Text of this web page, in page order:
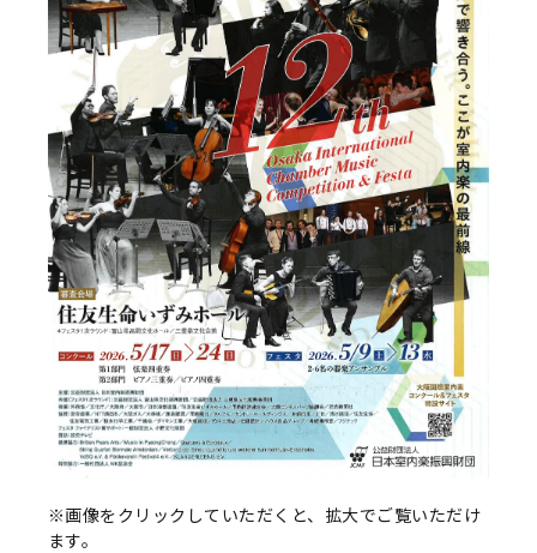
※画像をクリックしていただくと、拡大でご覧いただけ
ます。